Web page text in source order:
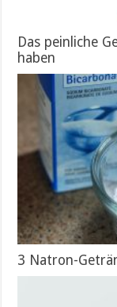
Das peinliche
haben
3 Natron-